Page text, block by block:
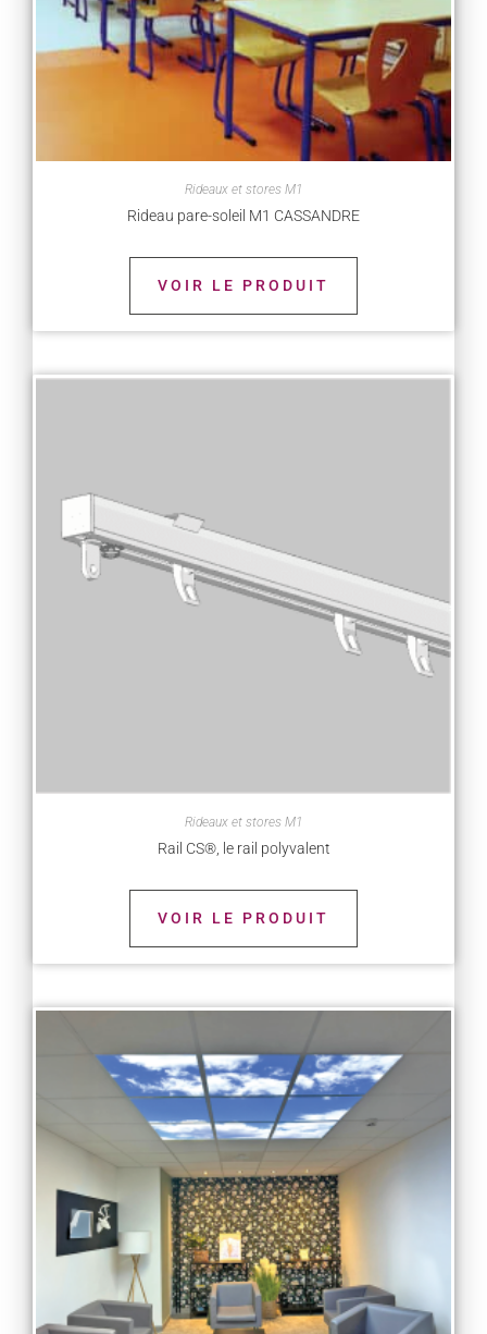
Rideaux et stores M1
Rideau pare-soleil M1 CASSANDRE
VOIR LE PRODUIT
Rideaux et stores M1
Rail CS®, le rail polyvalent
VOIR LE PRODUIT